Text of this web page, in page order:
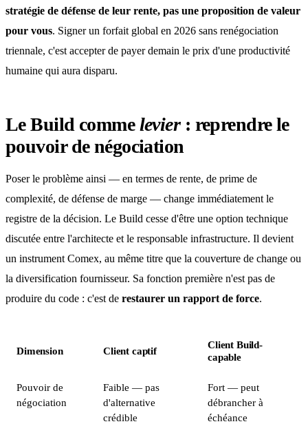
stratégie de défense de leur rente, pas une proposition de valeur
pour vous. Signer un forfait global en 2026 sans renégociation
triennale, c'est accepter de payer demain le prix d'une productivité
humaine qui aura disparu.
Le Build commelevier: reprendre le
pouvoir de négociation
Poser le problème ainsi — en termes de rente, de prime de
complexité, de défense de marge — change immédiatement le
registre de la décision. Le Build cesse d'être une option technique
discutée entre l'architecte et le responsable infrastructure. Il devient
un instrument Comex, au même titre que la couverture de change ou
la diversification fournisseur. Sa fonction première n'est pas de
produire du code : c'est de restaurer un rapport de force.
Dimension Client captif
Client Build-
capable
Pouvoir de
négociation
Faible — pas
d'alternative
crédible
Fort — peut
débrancher à
échéance